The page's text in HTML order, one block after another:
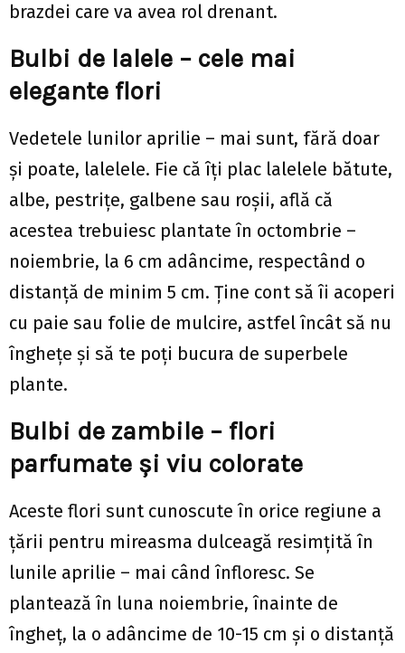
brazdei care va avea rol drenant.
Bulbi de lalele – cele mai
elegante flori
Vedetele lunilor aprilie – mai sunt, fără doar
și poate, lalelele. Fie că îți plac lalelele bătute,
albe, pestrițe, galbene sau roșii, află că
acestea trebuiesc plantate în octombrie –
noiembrie, la 6 cm adâncime, respectând o
distanță de minim 5 cm. Ține cont să îi acoperi
cu paie sau folie de mulcire, astfel încât să nu
înghețe și să te poți bucura de superbele
plante.
Bulbi de zambile – flori
parfumate și viu colorate
Aceste flori sunt cunoscute în orice regiune a
țării pentru mireasma dulceagă resimțită în
lunile aprilie – mai când înfloresc. Se
plantează în luna noiembrie, înainte de
îngheț, la o adâncime de 10-15 cm și o distanță